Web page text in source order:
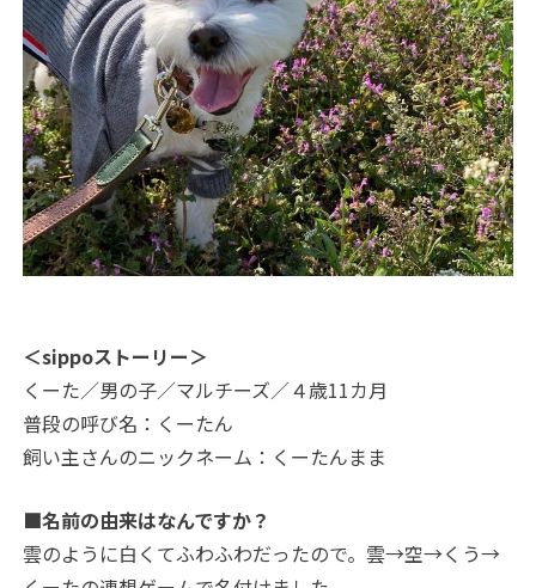
＜sippoストーリー＞
くーた／男の子／マルチーズ／４歳11カ月
普段の呼び名：くーたん
飼い主さんのニックネーム：くーたんまま
■名前の由来はなんですか？
雲のように白くてふわふわだったので。雲→空→くう→